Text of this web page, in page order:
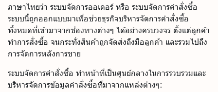
ภาษาไทยว่า ระบบจัดการออเดอร์ หรือ ระบบจัดการคำสั่งซื้อ
ระบบนี้ถูกออกแบบมาเพื่อช่วยธุรกิจบริหารจัดการคำสั่งซื้อ
ทั้งหมดที่เข้ามาจากช่องทางต่างๆ ได้อย่างครบวงจร ตั้งแต่ลูกค้า
ทำการสั่งซื้อ จนกระทั่งสินค้าถูกจัดส่งถึงมือลูกค้า และรวมไปถึง
การจัดการหลังการขาย
ระบบจัดการคำสั่งซื้อ ทำหน้าที่เป็นศูนย์กลางในการรวบรวมและ
บริหารจัดการข้อมูลคำสั่งซื้อที่มาจากแหล่งต่างๆ: